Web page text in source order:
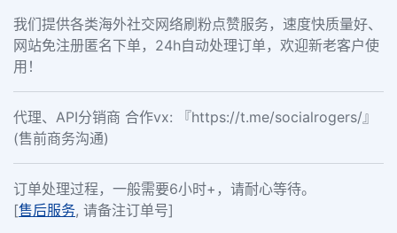
我们提供各类海外社交网络刷粉点赞服务，速度快质量好、
网站免注册匿名下单，24h自动处理订单，欢迎新老客户使
用！
代理、API分销商 合作vx: 『https://t.me/socialrogers/』
(售前商务沟通)
订单处理过程，一般需要6小时+，请耐心等待。
[售后服务, 请备注订单号]